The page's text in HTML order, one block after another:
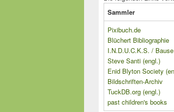
Sammler
Pixibuch.de
Blüchert Bibliographie
I.N.D.U.C.K.S. / Bause
Steve Santi (engl.)
Enid Blyton Society
Bildschriften-Archiv
TuckDB.org (engl.)
past children's books